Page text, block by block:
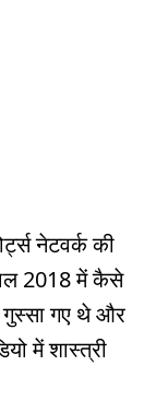
नेटवर्क की
2018 में कैसे
गुस्सा गए थे और
में शास्त्री